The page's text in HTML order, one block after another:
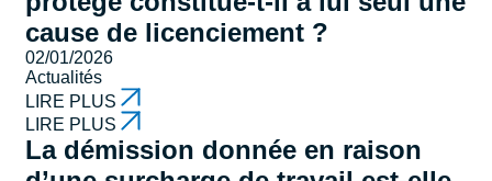
cause de licenciement ?
02/01/2026
Actualités
LIRE PLUS
LIRE PLUS
La démission donnée en raison